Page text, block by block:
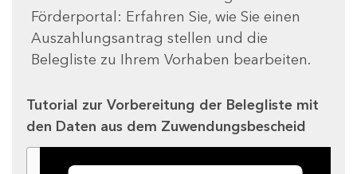
Förderportal: Erfahren Sie, wie Sie einen
Auszahlungsantrag stellen und die
Belegliste zu Ihrem Vorhaben bearbeiten.
Tutorial zur Vorbereitung der Belegliste mit
den Daten aus dem Zuwendungsbescheid